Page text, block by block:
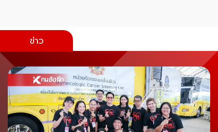
ข่าว